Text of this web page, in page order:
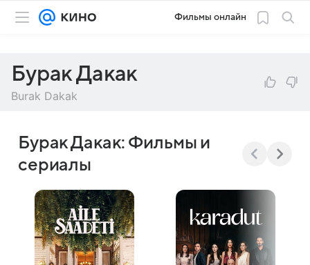
Фильмы онлайн
Бурак Дакак
Burak Dakak
Бурак Дакак: Фильмы и
сериалы